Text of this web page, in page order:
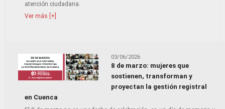
atención ciudadana.
Ver más [+]
03/06/2026
8 de marzo: mujeres que
sostienen, transforman y
proyectan la gestión registral
en Cuenca